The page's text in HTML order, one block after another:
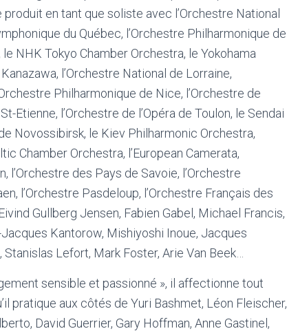
en tant que soliste avec l’Orchestre National
du Québec, l’Orchestre Philharmonique de
NHK Tokyo Chamber Orchestra, le Yokohama
l’Orchestre National de Lorraine,
Philharmonique de Nice, l’Orchestre de
Etienne, l’Orchestre de l’Opéra de Toulon, le Sendai
Novossibirsk, le Kiev Philharmonic Orchestra,
Chamber Orchestra, l’European Camerata,
l’Orchestre des Pays de Savoie, l’Orchestre
l’Orchestre Pasdeloup, l’Orchestre Français des
Gullberg Jensen, Fabien Gabel, Michael Francis,
Kantorow, Mishiyoshi Inoue, Jacques
Lefort, Mark Foster, Arie Van Beek…
sensible et passionné », il affectionne tout
pratique aux côtés de Yuri Bashmet, Léon Fleischer,
David Guerrier, Gary Hoffman, Anne Gastinel,